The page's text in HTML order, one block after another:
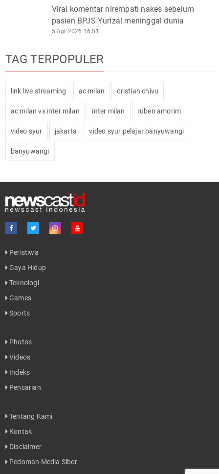
Viral komentar nirempati nakes sebelum
pasien BPJS Yurizal meninggal dunia
5 Agt 2026 16:01
TAG TERPOPULER
link live streaming ac milan cristian chivu
ac milan vs inter milan inter milan ruben amorim
video syur jakarta video syur pelajar banyuwangi
banyuwangi
Peristiwa
Gaya Hidup
Teknologi
Games
Sports
Photos
Videos
Indeks
Pencarian
Tentang Kami
Kontak
Disclaimer
Pedoman Media Siber